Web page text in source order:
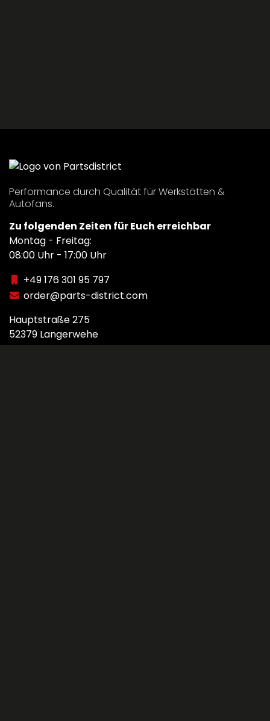
Performance durch Qualität für Werkstätten &
Autofans.
Zu folgenden Zeiten für Euch erreichbar
Montag - Freitag:
08:00 Uhr - 17:00 Uhr
+49 176 301 95 797
order@parts-district.com
Hauptstraße 275
52379 Langerwehe